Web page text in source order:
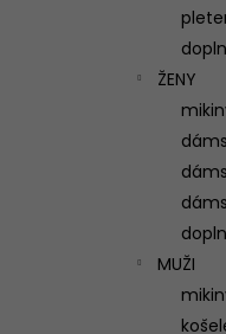
ŽENY
MUŽI